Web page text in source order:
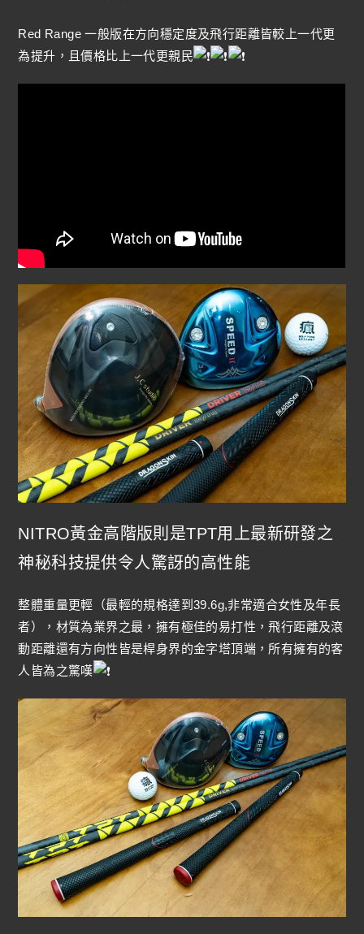
Red Range 一般版在方向穩定度及飛行距離皆較上一代更
為提升，且價格比上一代更親民
NITRO黃金高階版則是TPT用上最新研發之
神秘科技提供令人驚訝的高性能
整體重量更輕（最輕的規格達到39.6g,非常適合女性及年長
者），材質為業界之最，擁有極佳的易打性，飛行距離及滾
動距離還有方向性皆是桿身界的金字塔頂端，所有擁有的客
人皆為之驚嘆